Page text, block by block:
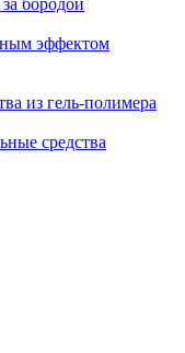
бородой
эффектом
из гель-полимера
средства